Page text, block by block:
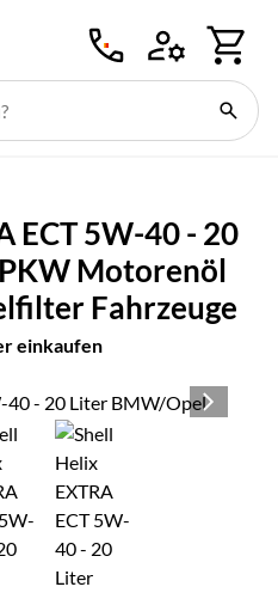
ECT 5W-40 - 20
Motorenöl
Fahrzeuge
einkaufen